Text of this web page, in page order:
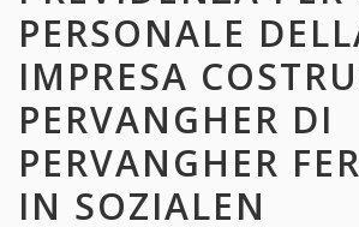
PERSONALE
IMPRESA
PERVANGHER DI
PERVANGHER
IN SOZIALEN